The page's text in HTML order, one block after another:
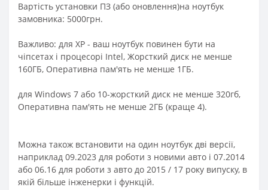
Вартість установки ПЗ (або оновлення)на ноутбук
замовника: 5000грн.
Важливо: для XP - ваш ноутбук повинен бути на
чіпсетах і процесорі Intel, Жорсткий диск не менше
160ГБ, Оперативна пам'ять не менше 1ГБ.
для Windows 7 або 10-жорсткий диск не менше 320гб,
Оперативна пам'ять не менше 2ГБ (краще 4).
Можна також встановити на один ноутбук дві версії,
наприклад 09.2023 для роботи з новими авто і 07.2014
або 06.16 для роботи з авто до 2015 / 17 року випуску, в
якій більше інженерки і функцій.